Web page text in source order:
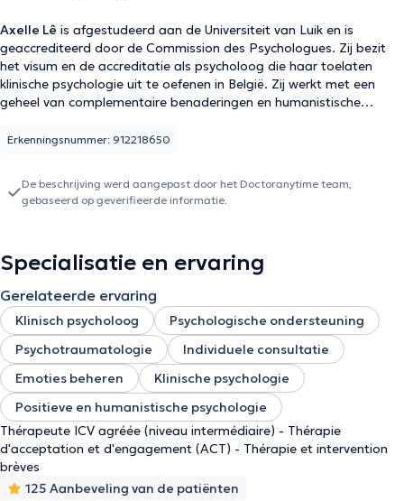
Axelle Lê is afgestudeerd aan de Universiteit van Luik en is
geaccrediteerd door de Commission des Psychologues. Zij bezit
het visum en de accreditatie als psycholoog die haar toelaten
klinische psychologie uit te oefenen in België. Zij werkt met een
geheel van complementaire benaderingen en humanistische
psychologische hulp bij diverse problemen (zoals zelfvertrouwen,
malaise, lijden of eender welke moeilijkheid die een impact heeft op
het dagelijkse leven. - Praktische informatie - Consulten worden
ziektekostenverzekering. Zij ontvangt u in haar praktijk te Luik,
Een follow-up thuis voor personen met beperkte mobiliteit en voor
specifieke problemen is ook mogelijk. We kijken ernaar uit u te
ontmoeten!
Erkenningsnummer: 912218650
De beschrijving werd aangepast door het Doctoranytime team,
gebaseerd op geverifieerde informatie.
Specialisatie en ervaring
Gerelateerde ervaring
Klinisch psycholoog
Psychologische ondersteuning
Psychotraumatologie
Individuele consultatie
Emoties beheren
Klinische psychologie
Positieve en humanistische psychologie
Thérapeute ICV agréée (niveau intermédiaire) - Thérapie
d'acceptation et d'engagement (ACT) - Thérapie et intervention
brèves
125 Aanbeveling van de patiënten